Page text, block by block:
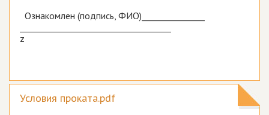
Ознакомлен (подпись, ФИО)_______________
z
Условия проката.pdf